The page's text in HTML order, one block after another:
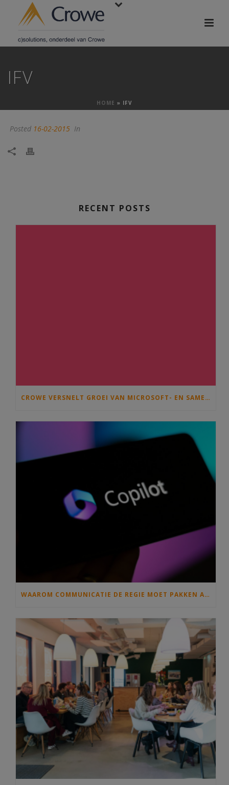
IFV
HOME » IFV
Posted 16-02-2015 In
RECENT POSTS
CROWE VERSNELT GROEI VAN MICROSOFT- EN SAMENWERKINGSDIENSTEN MET OVERNAME VAN C)SOLUTIONS
WAAROM COMMUNICATIE DE REGIE MOET PAKKEN ALS IEDEREEN MET COPILOT GAAT SCHRIJVEN